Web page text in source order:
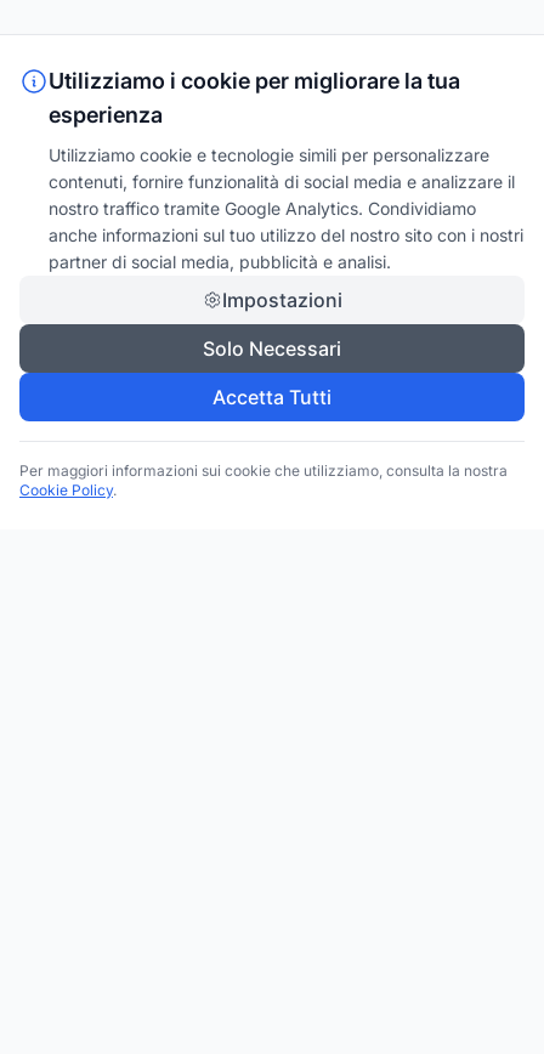
Utilizziamo i cookie per migliorare la tua
esperienza
Utilizziamo cookie e tecnologie simili per personalizzare
contenuti, fornire funzionalità di social media e analizzare il
nostro traffico tramite Google Analytics. Condividiamo
anche informazioni sul tuo utilizzo del nostro sito con i nostri
partner di social media, pubblicità e analisi.
Impostazioni
Solo Necessari
Accetta Tutti
Per maggiori informazioni sui cookie che utilizziamo, consulta la nostra
Cookie Policy.